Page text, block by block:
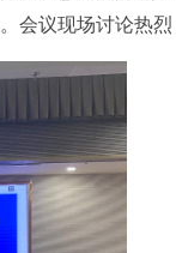
会议现场讨论热烈